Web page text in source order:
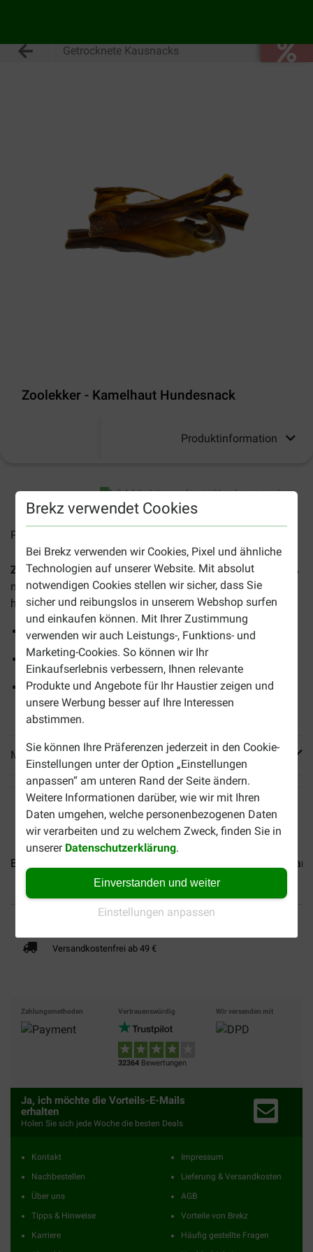
Brekz verwendet Cookies
Bei Brekz verwenden wir Cookies, Pixel und ähnliche
Technologien auf unserer Website. Mit absolut
notwendigen Cookies stellen wir sicher, dass Sie
sicher und reibungslos in unserem Webshop surfen
und einkaufen können. Mit Ihrer Zustimmung
verwenden wir auch Leistungs-, Funktions- und
Marketing-Cookies. So können wir Ihr
Einkaufserlebnis verbessern, Ihnen relevante
Produkte und Angebote für Ihr Haustier zeigen und
unsere Werbung besser auf Ihre Interessen
abstimmen.
Sie können Ihre Präferenzen jederzeit in den Cookie-
Einstellungen unter der Option „Einstellungen
anpassen“ am unteren Rand der Seite ändern.
Weitere Informationen darüber, wie wir mit Ihren
Daten umgehen, welche personenbezogenen Daten
wir verarbeiten und zu welchem Zweck, finden Sie in
unserer Datenschutzerklärung.
Einverstanden und weiter
Einstellungen anpassen
Getrocknete Kausnacks
Zoolekker - Kamelhaut Hundesnack
Produktinformation
2-4 Arbeitstage, sofern nicht anders angegeben
Preise inkl. MwSt zzgl.
Zoolekker - Kamelhaut Hundesnackist ein robuster, 100%
natürlicher Kausnack, der ideal ist für Hunde mit einem
hohen Kaubedürfnis.
Hypoallergen und glutenfrei
Nur eine Eiweißquelle
Unterstützt die Zahngesundheit und bietet
langanhaltenden Kauspaß
Mehr Produktinfos
Brekz Snacks - Pure Würste... Brekz Snacks -
Bis 30% günstiger Sicher bezahlen
Versandkostenfrei ab 49 €
Zahlungsmethoden Vertrauenswürdig
32364 Bewertungen
Wir versenden mit
Ja, ich möchte die Vorteils-E-Mails
erhalten
Holen Sie sich jede Woche die besten Deals
Kontakt
Nachbestellen
Über uns
Tipps & Hinweise
Karriere
Impressum
Lieferung & Versandkosten
AGB
Vorteile von Brekz
Häufig gestellte Fragen